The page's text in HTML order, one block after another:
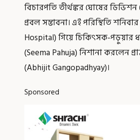
বিচারপতি তীর্থঙ্কর ঘোষের
প্রবল সম্ভাবনা। এই পরিস্থিতি
Hospital) গিয়ে চিকিৎসক-পড়ুয়ার
(Seema Pahuja) নিশানা করলেন
(Abhijit Gangopadhyay)।
Sponsored